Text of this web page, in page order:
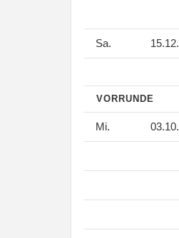
Sa. 15.12.
VORRUNDE
Mi. 03.10.